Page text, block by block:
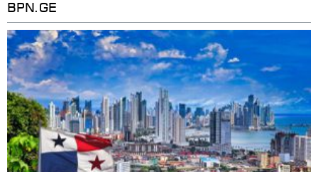
დანაშაული, 5-ჯერ შეცვლილი
მოსამართლე, 4-ჯერ თავიდან
დაწყებული საქმე... მადლობა
პროკურატურას, მათ გარეშე ეს
შედეგი არ დადგებოდა" - ქეთა
ხარძიანი
კატეგორიის ყველა სიახლე
BPN.GE